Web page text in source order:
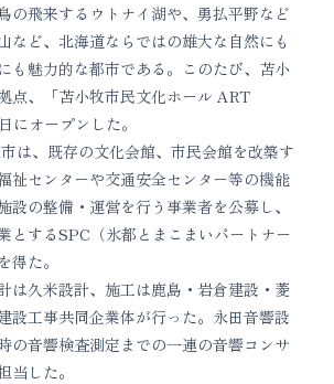
の飛来するウトナイ湖や、勇払平野など
など、北海道ならではの雄大な自然にも
も魅力的な都市である。このたび、苫小
点、「苫小牧市民文化ホール ART
にオープンした。
は、既存の文化会館、市民会館を改築す
祉センターや交通安全センター等の機能
設の整備・運営を行う事業者を公募し、
とするSPC（氷都とまこまいパートナー
得た。
は久米設計、施工は鹿島・岩倉建設・菱
設工事共同企業体が行った。永田音響設
の音響検査測定までの一連の音響コンサ
当した。